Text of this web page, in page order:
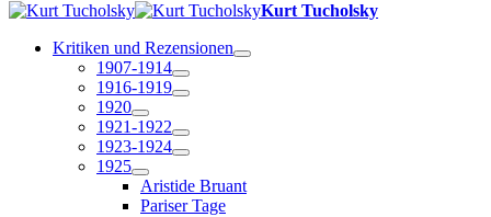
Kurt Tucholsky
Kritiken und Rezensionen
1907-1914
1916-1919
1920
1921-1922
1923-1924
1925
Aristide Bruant
Pariser Tage